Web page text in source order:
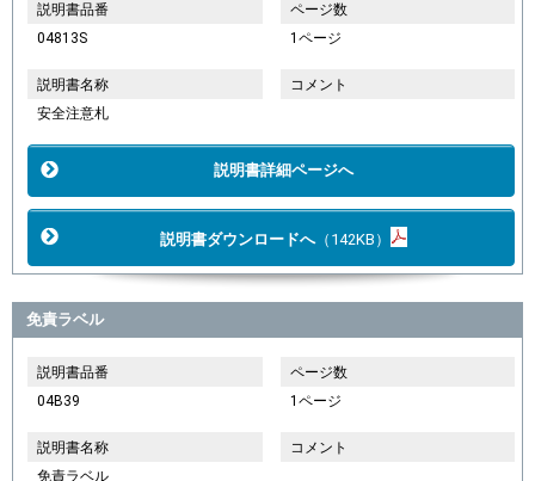
説明書品番
04813S
ページ数
1ページ
説明書名称
安全注意札
コメント
説明書詳細ページへ
説明書ダウンロードへ（142KB）
免責ラベル
説明書品番
04B39
ページ数
1ページ
説明書名称
免責ラベル
コメント